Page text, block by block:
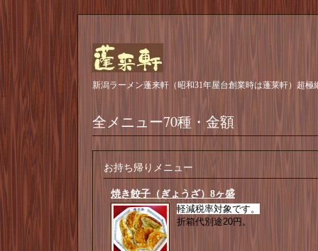
新潟ラーメン蓬来軒（昭和31年屋台創業時は蓬莱軒）超
全メニュー70種・金額
お持ち帰りメニュー
焼き餃子（ぎょうざ）8ヶ盛
軽減税率対象です。
折箱代別途20円。